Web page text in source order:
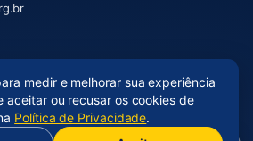
os direitos reservados
do site· LGPD
medir e melhorar sua experiência
aceitar ou recusar os cookies de
Política de Privacidade.